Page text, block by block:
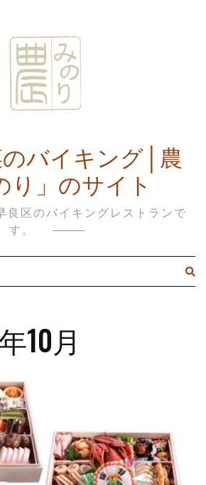
バイキング│農
り」のサイト
良区のバイキングレストランで
す。
10月